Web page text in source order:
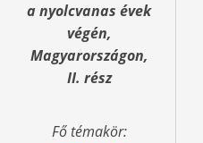
a nyolcvanas évek
végén,
Magyarországon,
II. rész
Fő témakör: